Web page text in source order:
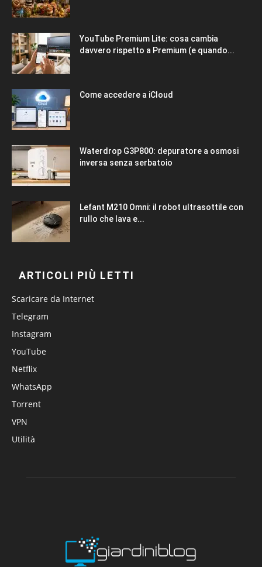
YouTube Premium Lite: cosa cambia
davvero rispetto a Premium (e quando...
Come accedere a iCloud
Waterdrop G3P800: depuratore a osmosi
inversa senza serbatoio
Lefant M210 Omni: il robot ultrasottile con
rullo che lava e...
ARTICOLI PIÙ LETTI
Scaricare da Internet
Telegram
Instagram
YouTube
Netflix
WhatsApp
Torrent
VPN
Utilità